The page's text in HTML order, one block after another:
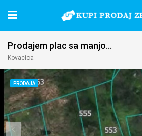
Prodajem plac sa manjom kucom u Kovacici
Kovacica
PRODAJA